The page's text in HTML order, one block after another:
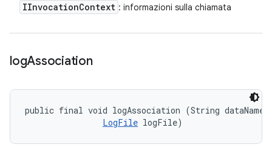
IInvocationContext : informazioni sulla chiamata
logAssociation
public final void logAssociation (String
LogFile logFile)